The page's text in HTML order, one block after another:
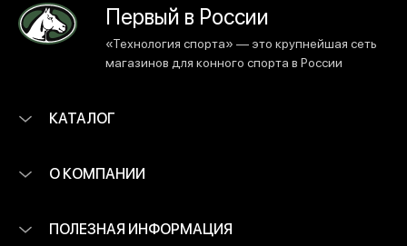
Первый в России
«Технология спорта» — это крупнейшая сеть
магазинов для конного спорта в России
КАТАЛОГ
О КОМПАНИИ
ПОЛЕЗНАЯ ИНФОРМАЦИЯ